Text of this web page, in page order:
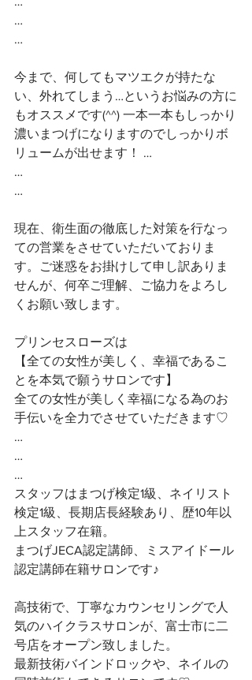
…
…
今まで、何してもマツエクが持たな
い、外れてしまう…というお悩みの方に
もオススメです(^^) 一本一本もしっかり
濃いまつげになりますのでしっかりボ
リュームが出せます！ …
…
…
現在、衛生面の徹底した対策を行なっ
ての営業をさせていただいておりま
す。ご迷惑をお掛けして申し訳ありま
せんが、何卒ご理解、ご協力をよろし
くお願い致します。
プリンセスローズは
【全ての女性が美しく、幸福であるこ
とを本気で願うサロンです】
全ての女性が美しく幸福になる為のお
手伝いを全力でさせていただきます♡
…
…
…
スタッフはまつげ検定1級、ネイリスト
検定1級、長期店長経験あり、歴10年以
上スタッフ在籍。
まつげJECA認定講師、ミスアイドール
認定講師在籍サロンです♪
高技術で、丁寧なカウンセリングで人
気のハイクラスサロンが、富士市に二
号店をオープン致しました。
最新技術バインドロックや、ネイルの